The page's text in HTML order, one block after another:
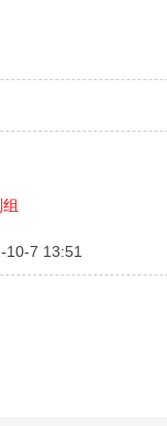
10-7 13:51